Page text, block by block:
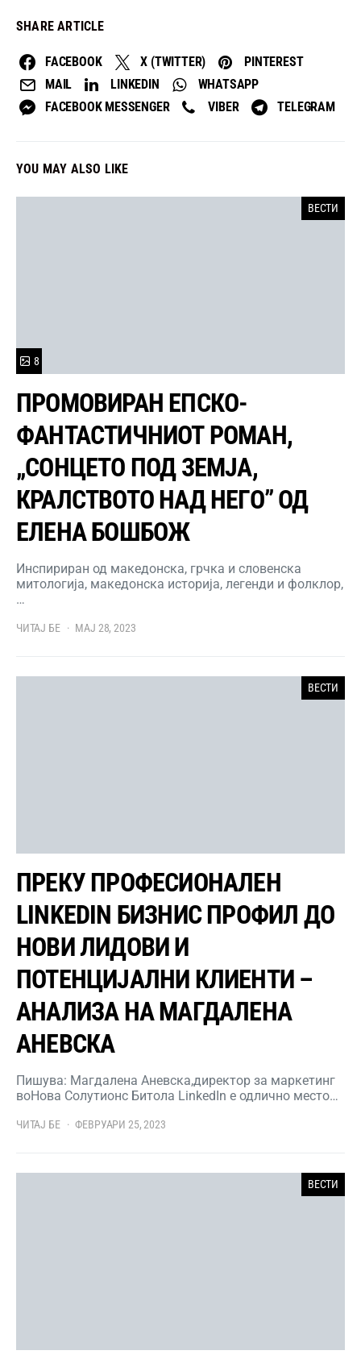
SHARE ARTICLE
FACEBOOK X (TWITTER)
PINTEREST
MAIL
LINKEDIN
WHATSAPP
FACEBOOK MESSENGER
VIBER TELEGRAM
YOU MAY ALSO LIKE
ВЕСТИ
8
ПРОМОВИРАН ЕПСКО-
ФАНТАСТИЧНИОТ РОМАН,
„СОНЦЕТО ПОД ЗЕМЈА,
КРАЛСТВОТО НАД НЕГО” ОД
ЕЛЕНА БОШБОЖ
Инспириран од македонска, грчка и словенска
митологија, македонска историја, легенди и фолклор,
…
ЧИТАЈ БЕ МАЈ 28, 2023
ВЕСТИ
ПРЕКУ ПРОФЕСИОНАЛЕН
LINKEDIN БИЗНИС ПРОФИЛ ДО
НОВИ ЛИДОВИ И
ПОТЕНЦИЈАЛНИ КЛИЕНТИ –
АНАЛИЗА НА МАГДАЛЕНА
АНЕВСКА
Пишува: Магдалена Аневска,директор за маркетинг
воНова Солутионс Битола LinkedIn е одлично место…
ЧИТАЈ БЕ ФЕВРУАРИ 25, 2023
ВЕСТИ